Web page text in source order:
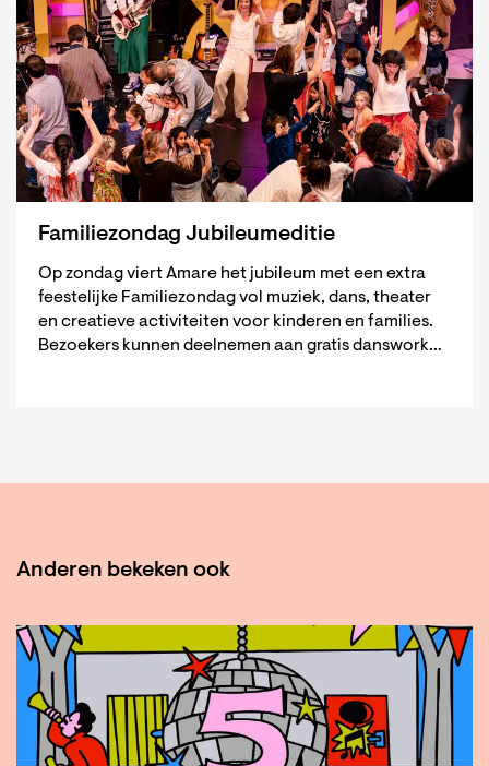
Familiezondag Jubileumeditie
Op zondag viert Amare het jubileum met een extra
feestelijke Familiezondag vol muziek, dans, theater
en creatieve activiteiten voor kinderen en families.
Bezoekers kunnen deelnemen aan gratis danswork…
Anderen bekeken ook